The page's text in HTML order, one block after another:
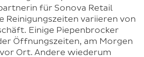
für Sonova Retail
Reinigungszeiten variieren von
Einige Piepenbrocker
Öffnungszeiten, am Morgen
Ort. Andere wiederum